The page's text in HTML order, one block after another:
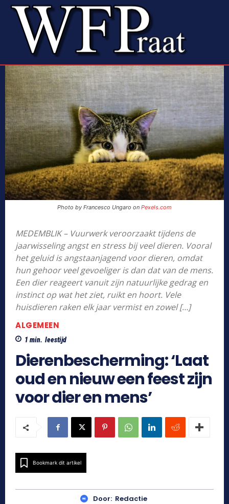
Photo by Francesco Ungaro on Pexels.com
MEDEMBLIK – Vuurwerk veroorzaakt tijdens de
jaarwisseling angst en stress bij veel dieren. Vooral
het geluid is angstaanjagend voor dieren, omdat
hun gehoor veel gevoeliger is dan dat van de mens.
Een dier reageert vanuit zijn natuurlijke gedrag en
instinct op wat het ziet, ruikt en hoort. Vele
huisdieren raken elk jaar vermist en zowel […]
ALGEMEEN
1 min. leestijd
Dierenbescherming: ‘Laat
oud en nieuw een feest zijn
voor dier en mens’
Bookmark dit artikel
Door: Redactie